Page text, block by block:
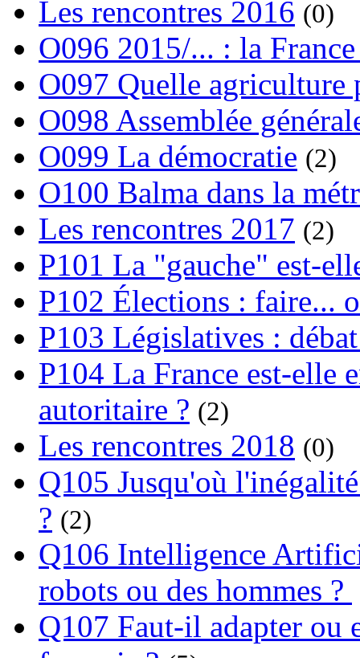
Les rencontres 2016 (0)
O096 2015/... : la
O097 Quelle agriculture
O098 Assemblée
O099 La démocratie (2)
O100 Balma dans la
Les rencontres 2017 (2)
P101 La "gauche" est-
P102 Élections : faire...
P103 Législatives :
P104 La France est-elle
autoritaire ? (2)
Les rencontres 2018 (0)
Q105 Jusqu'où
? (2)
Q106 Intelligence
robots ou des hommes ?
Q107 Faut-il adapter ou